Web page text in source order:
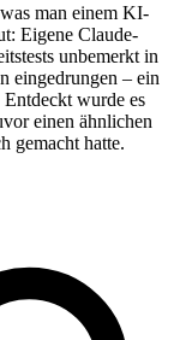
man einem KI-
Eigene Claude-
unbemerkt in
eingedrungen – ein
wurde es
einen ähnlichen
gemacht hatte.